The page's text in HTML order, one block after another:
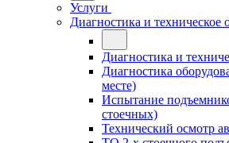
Услуги
Диагностика и техническое
Диагностика и
Диагностика
месте)
Испытание
стоечных)
Технический осмотр